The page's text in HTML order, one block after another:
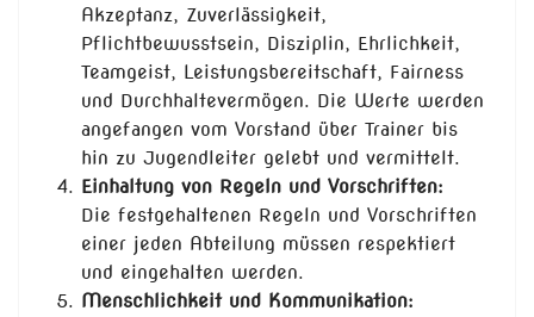
Akzeptanz, Zuverlässigkeit,
Pflichtbewusstsein, Disziplin, Ehrlichkeit,
Teamgeist, Leistungsbereitschaft, Fairness
und Durchhaltevermögen. Die Werte werden
angefangen vom Vorstand über Trainer bis
hin zu Jugendleiter gelebt und vermittelt.
Einhaltung von Regeln und Vorschriften:
Die festgehaltenen Regeln und Vorschriften
einer jeden Abteilung müssen respektiert
und eingehalten werden.
Menschlichkeit und Kommunikation: